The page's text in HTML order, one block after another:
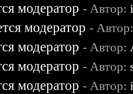
модератор - Автор:
модератор -
модератор - Автор:
модератор - Автор:
модератор - Автор: